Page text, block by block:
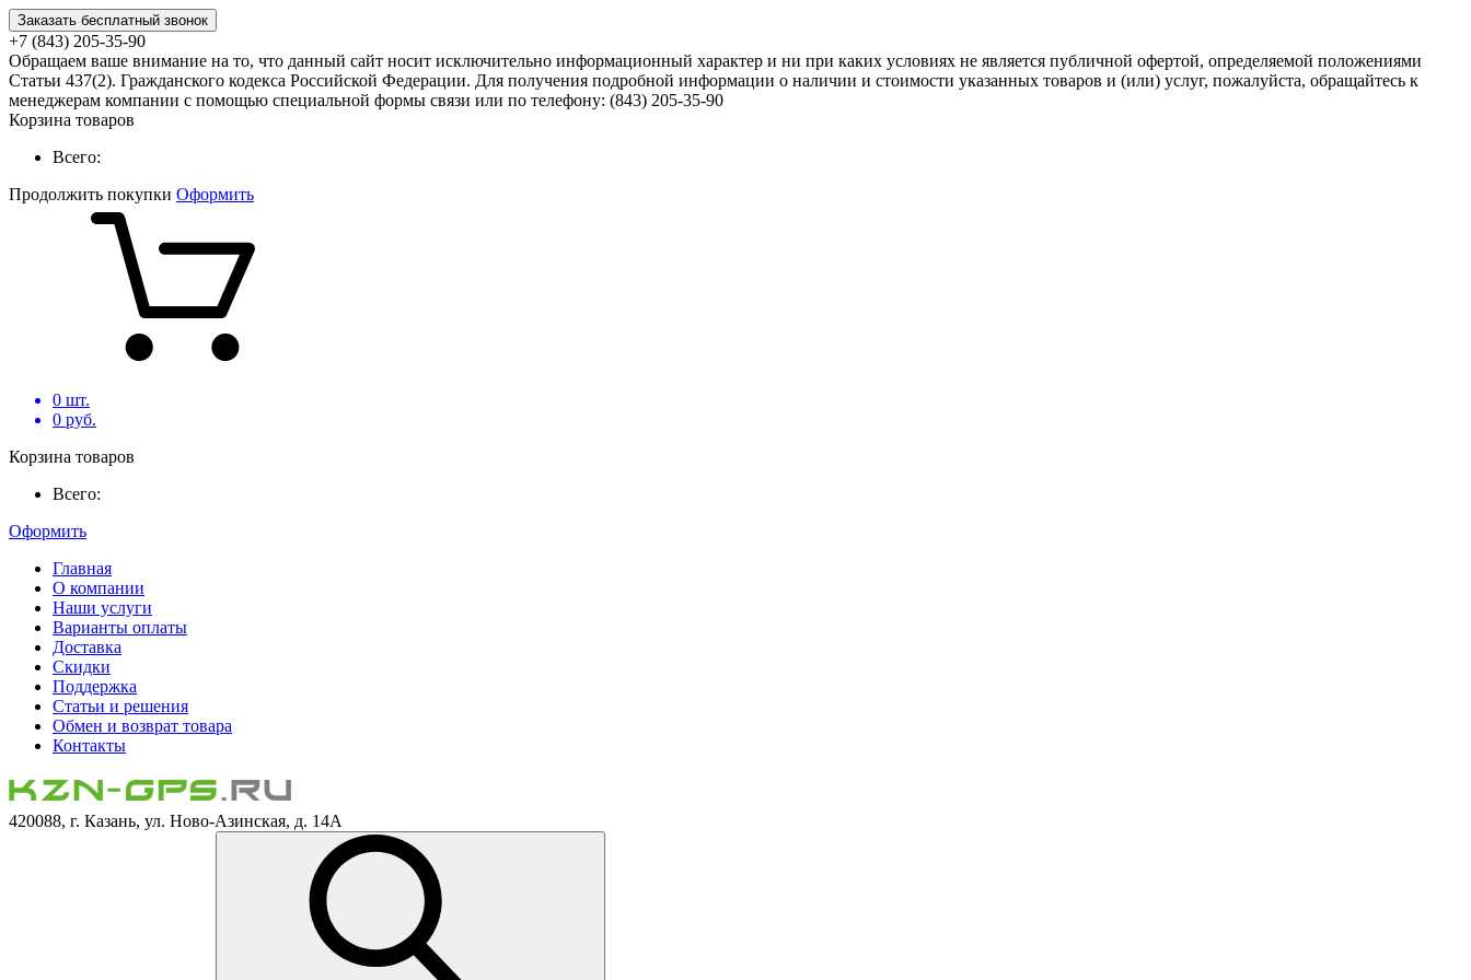
Заказать бесплатный звонок
+7 (843) 205-35-90
Обращаем ваше внимание на то, что данный сайт носит исключительно информационный характер и ни при каких условиях не является публичной офертой, определяемой положениями
Статьи 437(2). Гражданского кодекса Российской Федерации. Для получения подробной информации о наличии и стоимости указанных товаров и (или) услуг, пожалуйста, обращайтесь к
менеджерам компании с помощью специальной формы связи или по телефону: (843) 205-35-90
Корзина товаров
Всего:
Продолжить покупки Оформить
0 шт.
0 руб.
Корзина товаров
Всего:
Оформить
Главная
О компании
Наши услуги
Варианты оплаты
Доставка
Скидки
Поддержка
Статьи и решения
Обмен и возврат товара
Контакты
420088, г. Казань, ул. Ново-Азинская, д. 14А